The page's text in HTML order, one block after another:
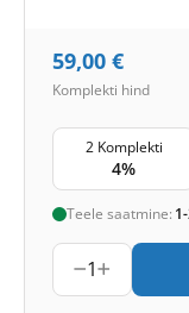
59,00 €
Komplekti hind
2 Komplekti
4%
Teele saatmine:
1